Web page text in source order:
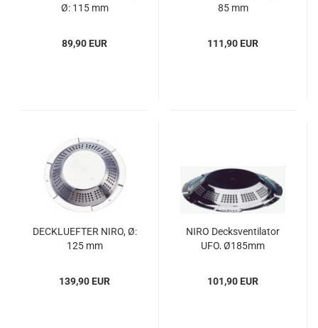
Ø: 115 mm
89,90 EUR
85 mm
111,90 EUR
DECK­LU­EF­TER NIRO, Ø:
125 mm
139,90 EUR
NIRO Decks­ven­ti­la­tor
UFO, Ø185mm
101,90 EUR